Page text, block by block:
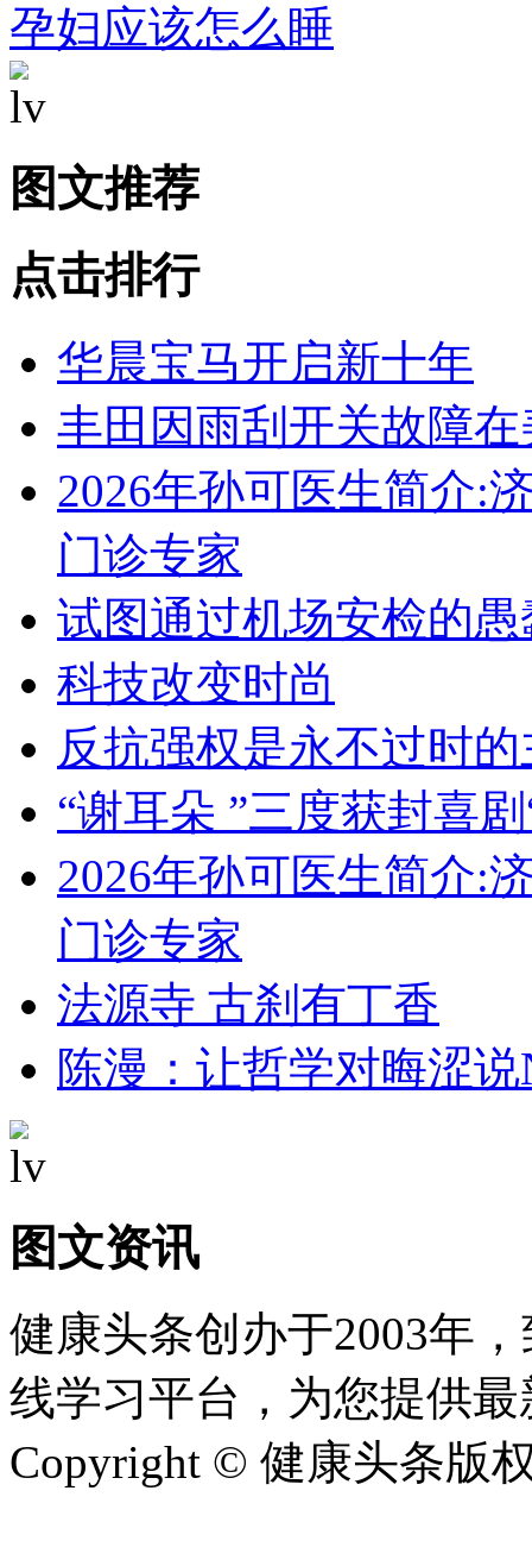
孕妇应该怎么睡
图文推荐
点击排行
华晨宝马开启新十年
丰田因雨刮开关故障
2026年孙可医生简介:
门诊专家
试图通过机场安检的
科技改变时尚
反抗强权是永不过时
“谢耳朵 ”三度获封喜
2026年孙可医生简介:
门诊专家
法源寺 古刹有丁香
陈漫：让哲学对晦涩说
图文资讯
健康头条创办于2003年
线学习平台，为您提供
Copyright © 健康头条版